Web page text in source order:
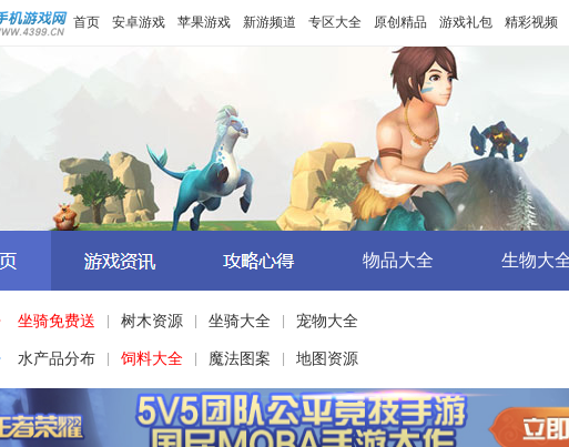
首页 安卓游戏 苹果游戏 新游频道 专区大全 原创精品 游戏礼包 精彩视频
物品大全 生物大
坐骑免费送 树木资源 坐骑大全 宠物大全
水产品分布 饲料大全 魔法图案 地图资源